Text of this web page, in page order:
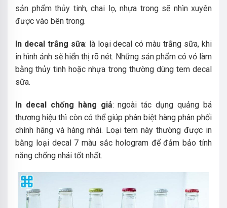
sản phẩm thủy tinh, chai lọ, nhựa trong sẽ nhìn xuyên
được vào bên trong.
In decal trắng sữa: là loại decal có màu trắng sữa, khi
in hình ảnh sẽ hiển thị rõ nét. Những sản phẩm có vỏ làm
bằng thủy tinh hoặc nhựa trong thường dùng tem decal
sữa.
In decal chống hàng giả: ngoài tác dụng quảng bá
thương hiệu thì còn có thể giúp phân biệt hàng phân phối
chính hãng và hàng nhái. Loại tem này thường được in
bằng loại decal 7 màu sắc hologram để đảm bảo tính
năng chống nhái tốt nhất.